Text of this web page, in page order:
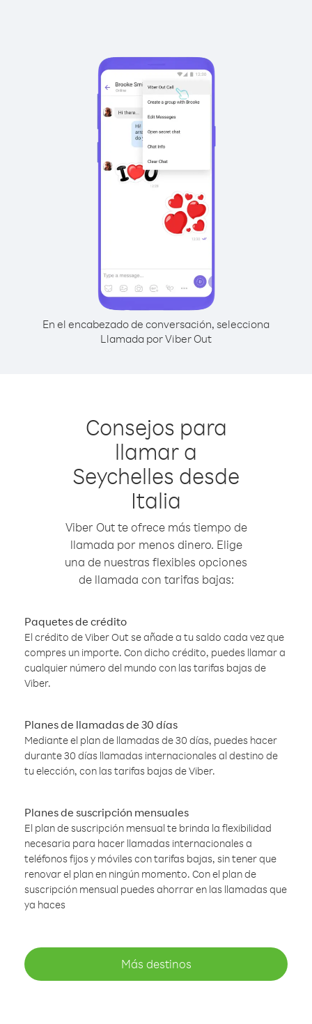
En el encabezado de conversación, selecciona
Llamada por Viber Out
Consejos para
llamar a
Seychelles desde
Italia
Viber Out te ofrece más tiempo de
llamada por menos dinero. Elige
una de nuestras flexibles opciones
de llamada con tarifas bajas:
Paquetes de crédito
El crédito de Viber Out se añade a tu saldo cada vez que
compres un importe. Con dicho crédito, puedes llamar a
cualquier número del mundo con las tarifas bajas de
Viber.
Planes de llamadas de 30 días
Mediante el plan de llamadas de 30 días, puedes hacer
durante 30 días llamadas internacionales al destino de
tu elección, con las tarifas bajas de Viber.
Planes de suscripción mensuales
El plan de suscripción mensual te brinda la flexibilidad
necesaria para hacer llamadas internacionales a
teléfonos fijos y móviles con tarifas bajas, sin tener que
renovar el plan en ningún momento. Con el plan de
suscripción mensual puedes ahorrar en las llamadas que
ya haces
Más destinos